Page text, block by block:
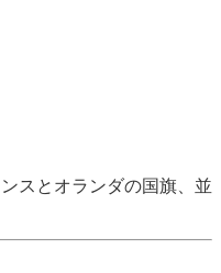
スとオランダの国旗、並